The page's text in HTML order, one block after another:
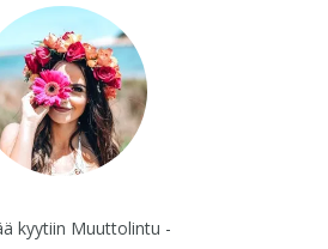
kyytiin Muuttolintu -